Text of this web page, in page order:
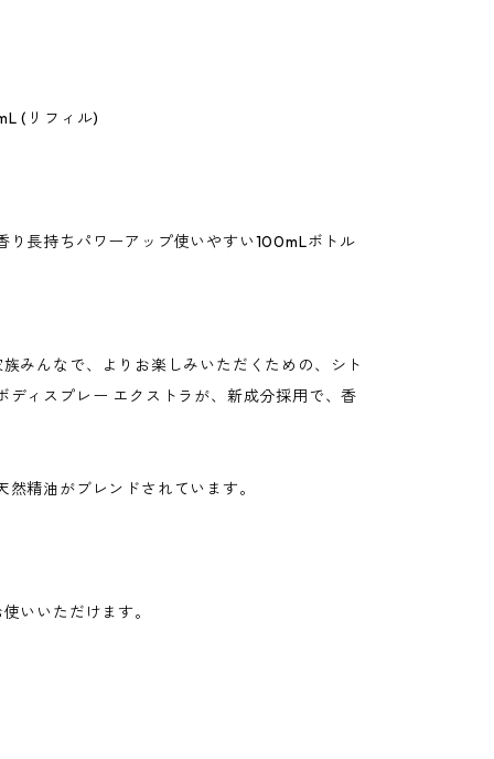
(リフィル)
長持ちパワーアップ使いやすい100mLボトル
みんなで、よりお楽しみいただくための、シト
ィスプレー エクストラが、新成分採用で、香
精油がブレンドされています。
いいただけます。